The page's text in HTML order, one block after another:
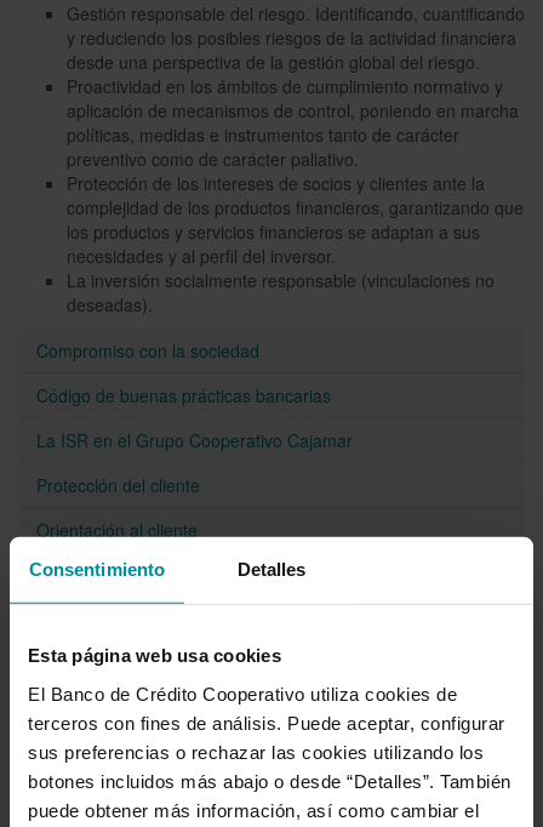
Consentimiento Detalles
Esta página web usa cookies
El Banco de Crédito Cooperativo utiliza cookies de
terceros con fines de análisis. Puede aceptar, configurar
sus preferencias o rechazar las cookies utilizando los
botones incluidos más abajo o desde “Detalles”. También
puede obtener más información, así como cambiar el
Gestión responsable del riesgo. Identificando, cuantificando
y reduciendo los posibles riesgos de la actividad financiera
desde una perspectiva de la gestión global del riesgo.
Proactividad en los ámbitos de cumplimiento normativo y
aplicación de mecanismos de control, poniendo en marcha
políticas, medidas e instrumentos tanto de carácter
preventivo como de carácter paliativo.
Protección de los intereses de socios y clientes ante la
complejidad de los productos financieros, garantizando que
los productos y servicios financieros se adaptan a sus
necesidades y al perfil del inversor.
La inversión socialmente responsable (vinculaciones no
deseadas).
Compromiso con la sociedad
Código de buenas prácticas bancarias
La ISR en el Grupo Cooperativo Cajamar
Protección del cliente
Orientación al cliente
Compras responsables
Prevención del blanqueo de capitales y de la financiación
del terrorismo
Política anticorrupción
Plan de Prevención de Riesgos Penales y Antisoborno